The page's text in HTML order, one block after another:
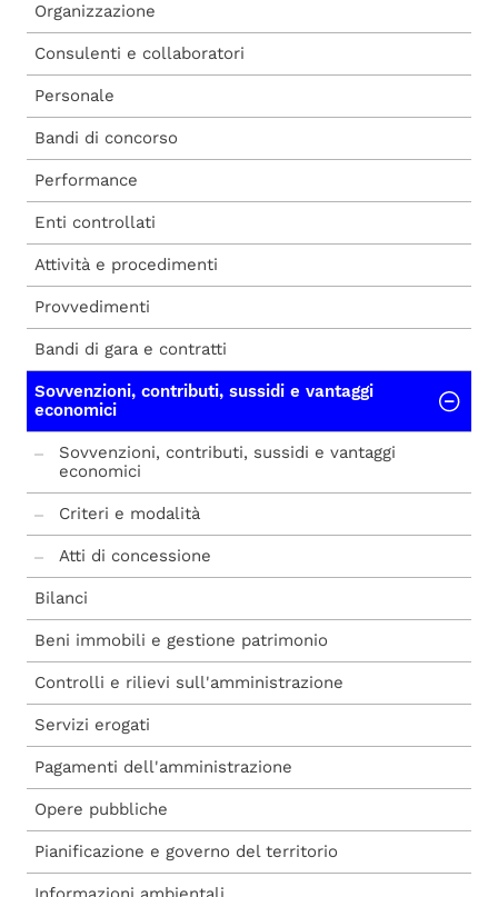
Organizzazione
Consulenti e collaboratori
Personale
Bandi di concorso
Performance
Enti controllati
Attività e procedimenti
Provvedimenti
Bandi di gara e contratti
Sovvenzioni, contributi, sussidi e vantaggi
economici
Sovvenzioni, contributi, sussidi e vantaggi
economici
Criteri e modalità
Atti di concessione
Bilanci
Beni immobili e gestione patrimonio
Controlli e rilievi sull'amministrazione
Servizi erogati
Pagamenti dell'amministrazione
Opere pubbliche
Pianificazione e governo del territorio